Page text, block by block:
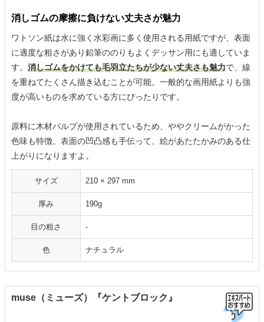
消しゴムの摩擦に負けない丈夫さが魅力
ワトソン紙は水に強く水彩画に多く使用される用紙ですが、表面
に適度な粗さがあり鉛筆ののりもよくデッサン用にも適していま
す。 消しゴムをかけても毛羽立たちが少ない丈夫さも魅力で、線
を重ねてたくさん描き込むことが可能。一般的な画用紙よりも強
度が高いものを求めている方にぴったりです。
原料に木材パルプが使用されているため、ややクリームがかった
色味も特徴。表面の凹凸感も手伝って、絵があたたかみのある仕
上がりになりますよ。
サイズ 210 × 297 mm
厚み 190g
目の粗さ ‐
色 ナチュラル
muse（ミューズ）『ケントブロック』